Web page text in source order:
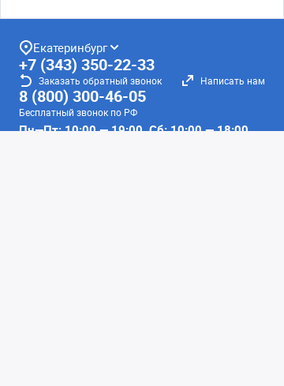
Екатеринбург
+7 (343) 350-22-33
Заказать обратный звонок Написать нам
8 (800) 300-46-05
Бесплатный звонок по РФ
Пн—Пт: 10:00 — 19:00. Сб: 10:00 — 18:00